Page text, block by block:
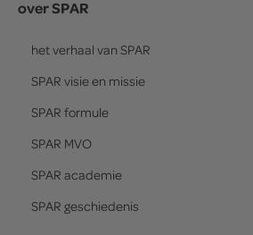
over SPAR
het verhaal van SPAR
SPAR visie en missie
SPAR formule
SPAR MVO
SPAR academie
SPAR geschiedenis